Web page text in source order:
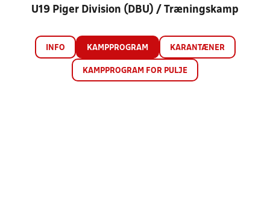
U19 Piger Division (DBU) / Træningskamp
INFO KAMPPROGRAM KARANTÆNER
KAMPPROGRAM FOR PULJE